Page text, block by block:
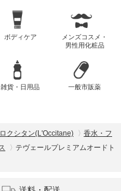
ボディケア
メンズコスメ・
男性用化粧品
雑貨・日用品 一般市販薬
ロクシタン(L'Occitane)
香水・フ
テヴェールプレミアムオードト